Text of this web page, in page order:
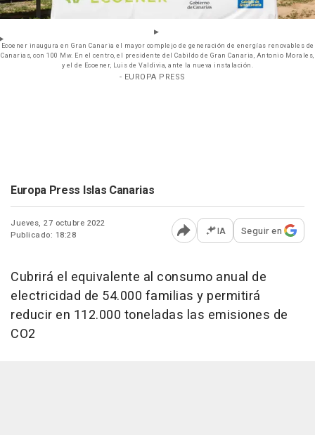
Ecoener inaugura en Gran Canaria el mayor complejo de generación de energías renovables de
Canarias, con 100 Mw. En el centro, el presidente del Cabildo de Gran Canaria, Antonio Morales,
y el de Ecoener, Luis de Valdivia, ante la nueva instalación.
- EUROPA PRESS
Europa Press Islas Canarias
Jueves, 27 octubre 2022
Publicado: 18:28
Abrir opciones para
IA Seguir en
Cubrirá el equivalente al consumo anual de
electricidad de 54.000 familias y permitirá
reducir en 112.000 toneladas las emisiones de
CO2